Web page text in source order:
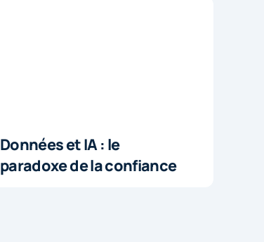
Données et IA : le
paradoxe de la confiance